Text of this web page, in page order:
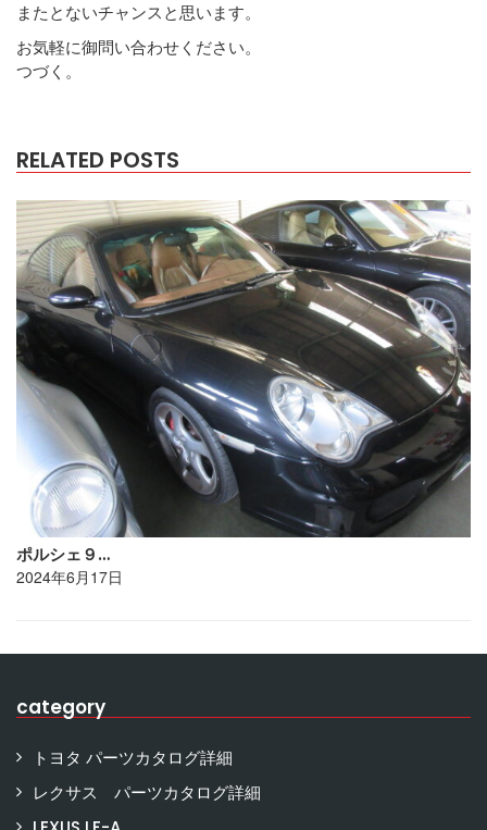
またとないチャンスと思います。
お気軽に御問い合わせください。
つづく。
RELATED POSTS
ポルシェ９…
2024年6月17日
category
トヨタ パーツカタログ詳細
レクサス パーツカタログ詳細